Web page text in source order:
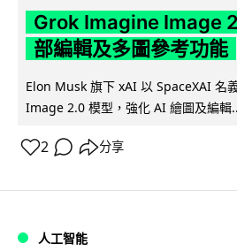
Grok Imagine Image
部編輯及多圖參考功能
Elon Musk 旗下 xAI 以 SpaceXAI 名
Image 2.0 模型，強化 AI 繪圖及編輯
2 分享
人工智能